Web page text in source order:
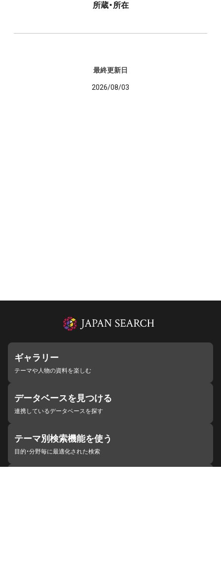
所蔵・所在
最終更新日
2026/08/03
ギャラリー
テーマや人物の資料を楽しむ
データベースを見つける
連携しているデータベースを探す
テーマ別検索機能を使う
目的・分野毎に最適化された検索